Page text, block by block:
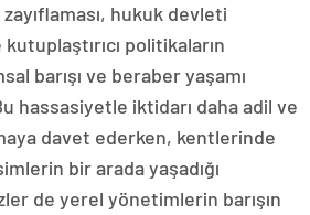
hukuk devleti
politikaların
barışı ve beraber yaşamı
hassasiyetle iktidarı daha adil ve
davet ederken, kentlerinde
bir arada yaşadığı
de yerel yönetimlerin barışın